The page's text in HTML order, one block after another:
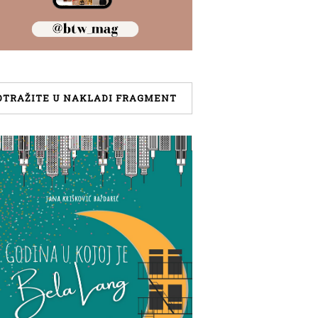
U NAKLADI FRAGMENT